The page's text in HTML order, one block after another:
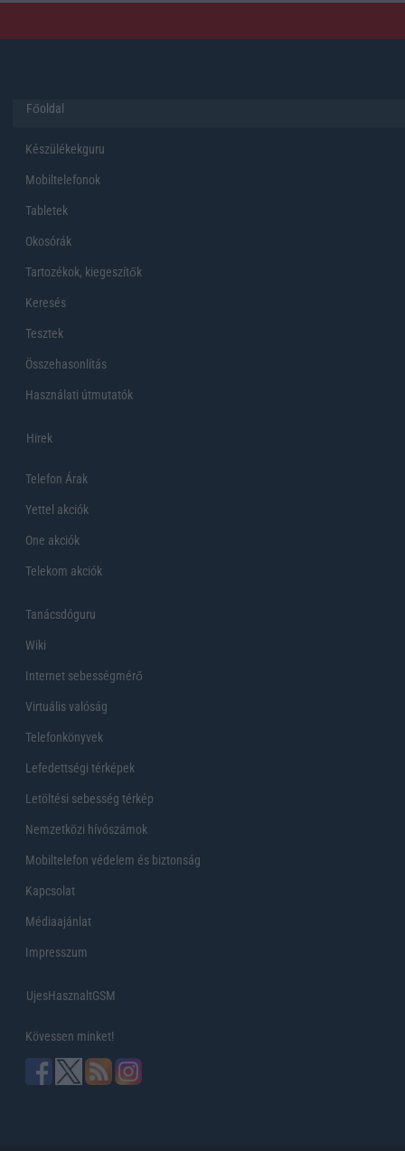
Főoldal
Készülékekguru
Mobiltelefonok
Tabletek
Okosórák
Tartozékok, kiegeszítők
Keresés
Tesztek
Összehasonlítás
Használati útmutatók
Hirek
Telefon Árak
Yettel akciók
One akciók
Telekom akciók
Tanácsdóguru
Wiki
Internet sebességmérő
Virtuális valóság
Telefonkönyvek
Lefedettségi térképek
Letöltési sebesség térkép
Nemzetközi hívószámok
Mobiltelefon védelem és biztonság
Kapcsolat
Médiaajánlat
Impresszum
UjesHasznaltGSM
Kövessen minket!